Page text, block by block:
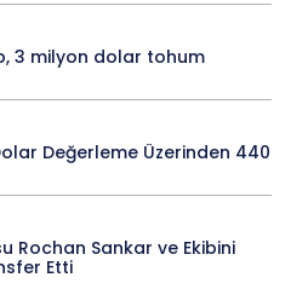
3 milyon dolar tohum
Değerleme Üzerinden 440
Rochan Sankar ve Ekibini
Etti